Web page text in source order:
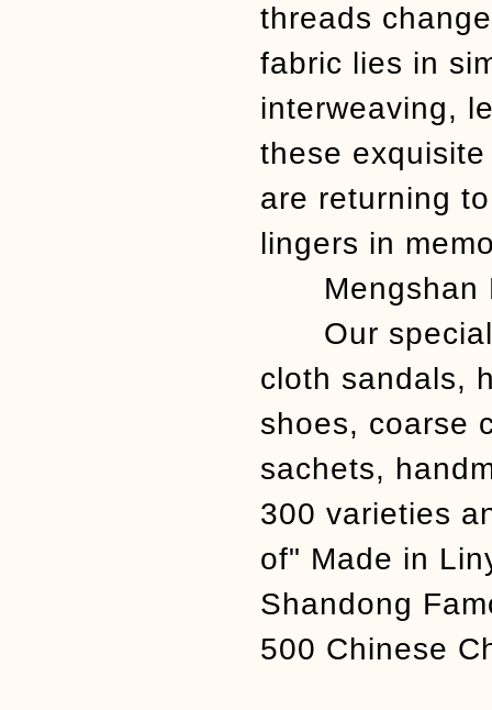
threads
fabric lies in
interweaving,
these
are returning
lingers in
Mengshan
Our
cloth sandals,
shoes, coarse
sachets,
300 varieties
of" Made in
Shandong
500 Chinese